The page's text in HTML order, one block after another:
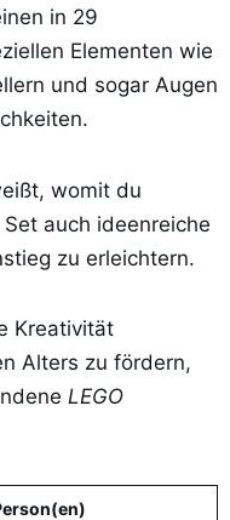
in 29
Elementen wie
und sogar Augen
womit du
auch ideenreiche
zu erleichtern.
Kreativität
Alters zu fördern,
LEGO